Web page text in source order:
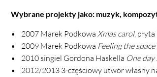
Wybrane projekty jako: muzyk,
• 2007 Marek Podkowa Xmas carol,
• 2009 Marek Podkowa Feeling the
• 2010 singiel Gordona Haskella One day
• 2012/2013 3-częściowy utwór własny